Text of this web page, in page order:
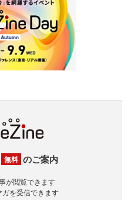
無料 のご案内
が閲覧できます
ガを受信できます